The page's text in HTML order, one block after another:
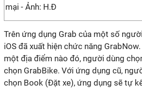
mại - Ảnh: H.Đ
Trên ứng dụng Grab của một số
iOS đã xuất hiện chức năng
một địa điểm nào đó, người dùng
chọn GrabBike. Với ứng dụng cũ,
chọn Book (Đặt xe), ứng dụng sẽ tự